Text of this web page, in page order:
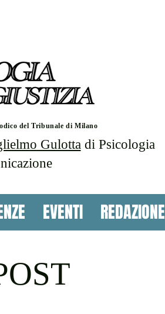
del Tribunale di Milano
Gulottadi Psicologia
EVENTI REDAZIONE